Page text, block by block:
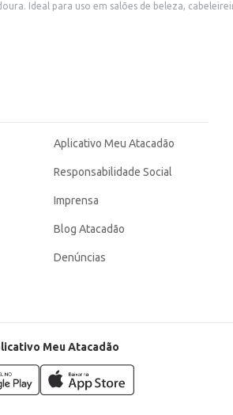
A
Aplicativo Meu Atacadão
Responsabilidade Social
Imprensa
Blog Atacadão
Denúncias
Meu Atacadão